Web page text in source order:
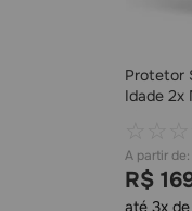
Protetor
Idade 2x
R$
até 3x de